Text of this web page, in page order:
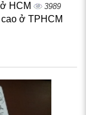
HCM 3989
ở TPHCM